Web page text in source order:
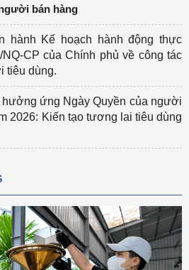
bán hàng
hành Kế hoạch hành động thực
CP của Chính phủ về công tác
tiêu dùng.
hưởng ứng Ngày Quyền của người
2026: Kiến tạo tương lai tiêu dùng